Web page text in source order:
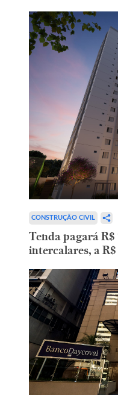
CONSTRUÇÃO CIVIL
Tenda pagará
intercalares, a